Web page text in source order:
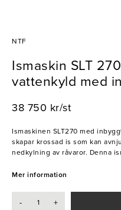
NTF
Ismaskin SLT
vattenkyld med
38 750 kr/st
Ismaskinen SLT270 med
skapar krossad is som kan
nedkylning av råvaror. Denna
- Effekt: 0,72 kW
Mer information
- +